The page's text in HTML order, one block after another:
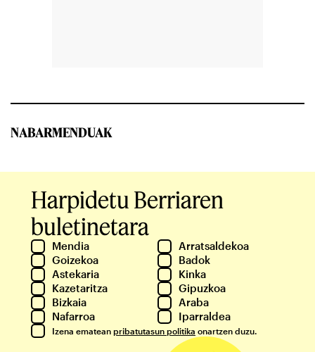
NABARMENDUAK
Harpidetu Berriaren
buletinetara
Mendia
Arratsaldekoa
Goizekoa
Badok
Astekaria
Kinka
Kazetaritza
Gipuzkoa
Bizkaia
Araba
Nafarroa
Iparraldea
Izena ematean pribatutasun politika onartzen duzu.